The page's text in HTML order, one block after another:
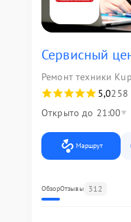
Сервисный
Ремонт техники
5,0258
Открыто до 21:00
Маршрут
ОбзорОтзывы 312